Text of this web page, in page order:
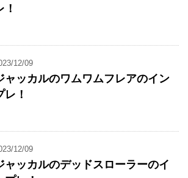
！
12/09
ャッカルのワムワムフレアのイン
レ！
12/09
ャッカルのデッドスローラーのイ